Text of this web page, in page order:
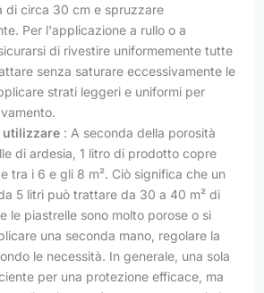
di circa 30 cm e spruzzare
Per l'applicazione a rullo o a
di rivestire uniformemente tutte
senza saturare eccessivamente le
strati leggeri e uniformi per
utilizzare : A seconda della porosità
di ardesia, 1 litro di prodotto copre
tra i 6 e gli 8 m². Ciò significa che un
5 litri può trattare da 30 a 40 m² di
le piastrelle sono molto porose o si
una seconda mano, regolare la
le necessità. In generale, una sola
per una protezione efficace, ma